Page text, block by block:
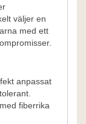
väljer en
med ett
anpassat
fiberrika